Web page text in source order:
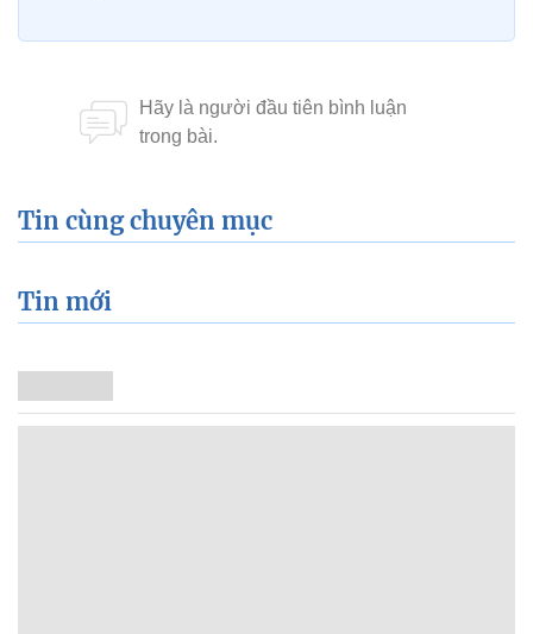
Tin cùng chuyên mục
Tin mới